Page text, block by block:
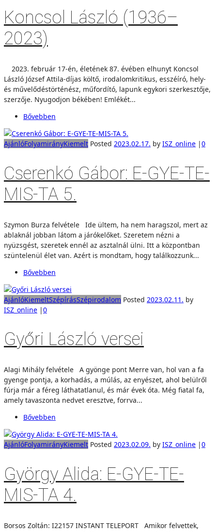
Koncsol László (1936–
2023)
2023. február 17-én, életének 87. évében elhunyt Koncsol
László József Attila-díjas költő, irodalomkritikus, esszéíró, hely-
és művelődéstörténész, műfordító, lapunk egykori szerkesztője,
szerzője. Nyugodjon békében! Emlékét...
Bővebben
AjánlóFolyamirányKiemelt Posted 2023.02.17. by ISZ_online |0
Cserenkó Gábor: E-GYE-TE-
MIS-TA 5.
Szymon Burza felvétele Ide ültem, ha nem haragszol, mert az
ablaknál jobban látom a járókelőket. Szeretem nézni a
nyüzsgést, szeretek ennél az asztalnál ülni. Itt a központban
szüntelenül élet van. Azért is mondtam, hogy találkozzunk...
Bővebben
AjánlóKiemeltSzépírásSzépirodalom Posted 2023.02.11. by
ISZ_online |0
Győri László versei
Alagi Mihály felvétele A gyönge pont Merre van, hol van a fa
gyenge pontja, a korhadás, a múlás, az enyészet, ahol belülről
fúrja már a féreg láthatatlanul, és már évek óta. Még fiatal fa,
amely tavaszonta nedvet eresztve, forrva...
Bővebben
AjánlóFolyamirányKiemelt Posted 2023.02.09. by ISZ_online |0
György Alida: E-GYE-TE-
MIS-TA 4.
Borsos Zoltán: I22157 INSTANT TELEPORT Amikor felvettek,